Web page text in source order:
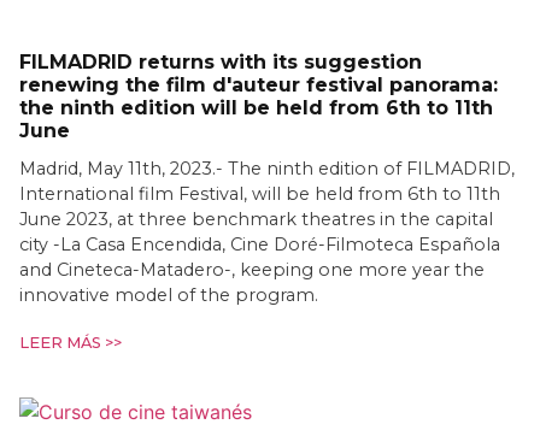
FILMADRID returns with its suggestion
renewing the film d'auteur festival panorama:
the ninth edition will be held from 6th to 11th
June
Madrid, May 11th, 2023.- The ninth edition of FILMADRID,
International film Festival, will be held from 6th to 11th
June 2023, at three benchmark theatres in the capital
city -La Casa Encendida, Cine Doré-Filmoteca Española
and Cineteca-Matadero-, keeping one more year the
innovative model of the program.
LEER MÁS >>